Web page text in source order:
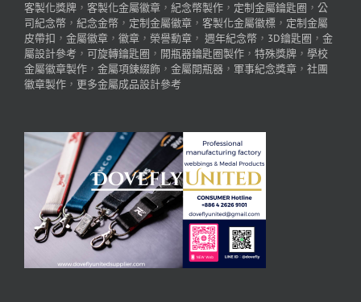
客製化獎牌 ， 客製化金屬徽章 ， 紀念幣製作 ， 定制金屬鑰匙圈 ， 公
司紀念幣 ， 紀念金幣 ， 定制金屬徽章 ， 客製化金屬徽標 ， 定制金屬
皮帶扣 ， 金屬徽章 ， 徽章 ， 榮譽勳章 ， 週年紀念幣 ， 3D鑰匙圈 ， 金
屬設計參考 ， 可旋轉鑰匙圈 ， 開瓶器鑰匙圈製作 ， 特殊獎牌 ， 學校
金屬徽章製作 ， 金屬項鍊綴飾 ， 金屬開瓶器 ， 軍事紀念獎章 ， 社團
徽章製作 ， 更多金屬成品設計參考